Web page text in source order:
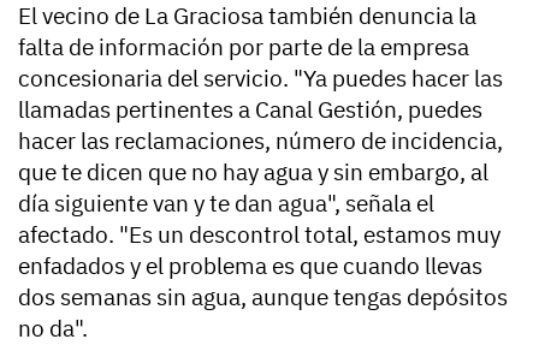
El vecino de La Graciosa también denuncia la
falta de información por parte de la empresa
concesionaria del servicio. "Ya puedes hacer las
llamadas pertinentes a Canal Gestión, puedes
hacer las reclamaciones, número de incidencia,
que te dicen que no hay agua y sin embargo, al
día siguiente van y te dan agua", señala el
afectado. "Es un descontrol total, estamos muy
enfadados y el problema es que cuando llevas
dos semanas sin agua, aunque tengas depósitos
no da".